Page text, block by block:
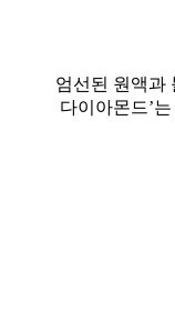
엄선된 원액과
다이아몬드’